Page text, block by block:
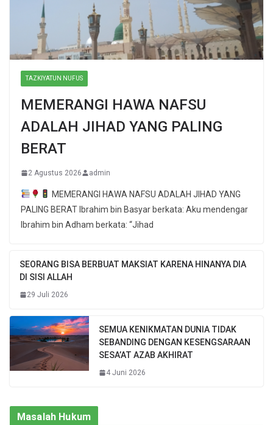
TAZKIYATUN NUFUS
MEMERANGI HAWA NAFSU
ADALAH JIHAD YANG PALING
BERAT
2 Agustus 2026 admin
MEMERANGI HAWA NAFSU ADALAH JIHAD YANG
PALING BERAT Ibrahim bin Basyar berkata: Aku mendengar
Ibrahim bin Adham berkata: “Jihad
SEORANG BISA BERBUAT MAKSIAT KARENA HINANYA DIA
DI SISI ALLAH
29 Juli 2026
SEMUA KENIKMATAN DUNIA TIDAK
SEBANDING DENGAN KESENGSARAAN
SESA’AT AZAB AKHIRAT
4 Juni 2026
Masalah Hukum